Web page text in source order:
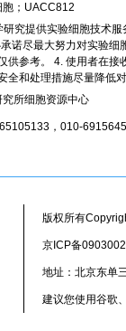
；UACC812
究提供实验细胞技术
诺尽最大努力对实验
供参考。 4. 使用者在
全和处理措施尽量降低
所细胞资源中心
65105133，010-
版权所有
京ICP备
地址：北京东单
建议您使用谷歌